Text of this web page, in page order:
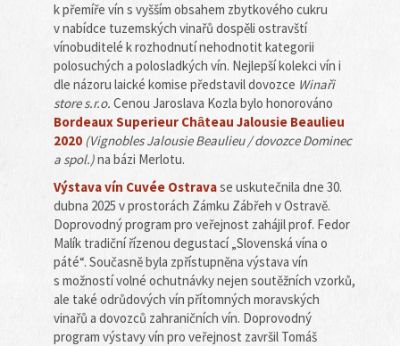
k přemíře vín s vyšším obsahem zbytkového cukru
v nabídce tuzemských vinařů dospěli ostravští
vínobuditelé k rozhodnutí nehodnotit kategorii
polosuchých a polosladkých vín. Nejlepší kolekci vín i
dle názoru laické komise představil dovozce Winaři
store s.r.o. Cenou Jaroslava Kozla bylo honorováno
Bordeaux Superieur Chȃteau Jalousie Beaulieu
2020 (Vignobles Jalousie Beaulieu / dovozce Dominec
a spol.)na bázi Merlotu.
Výstava vín Cuvée Ostravase uskutečnila dne 30.
dubna 2025 v prostorách Zámku Zábřeh v Ostravě.
Doprovodný program pro veřejnost zahájil prof. Fedor
Malík tradiční řízenou degustací „Slovenská vína o
páté“. Současně byla zpřístupněna výstava vín
s možností volné ochutnávky nejen soutěžních vzorků,
ale také odrůdových vín přítomných moravských
vinařů a dovozců zahraničních vín. Doprovodný
program výstavy vín pro veřejnost završil Tomáš